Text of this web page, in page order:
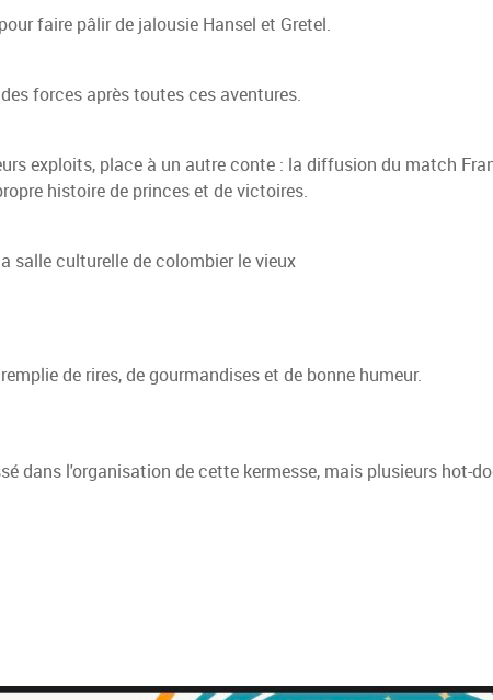
faire pâlir de jalousie Hansel et Gretel.
forces après toutes ces aventures.
exploits, place à un autre conte : la diffusion du match
histoire de princes et de victoires.
salle culturelle de colombier le vieux
de rires, de gourmandises et de bonne humeur.
dans l'organisation de cette kermesse, mais plusieurs hot-